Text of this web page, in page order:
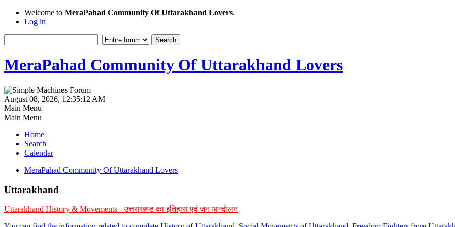
Welcome to MeraPahad Community Of Uttarakhand Lovers.
Log in
MeraPahad Community Of Uttarakhand Lovers
August 08, 2026, 12:35:12 AM
Main Menu
Main Menu
Home
Search
Calendar
MeraPahad Community Of Uttarakhand Lovers
Uttarakhand
Uttarakhand History & Movements - उत्तराखण्ड का इतिहास एवं जन आन्दोलन